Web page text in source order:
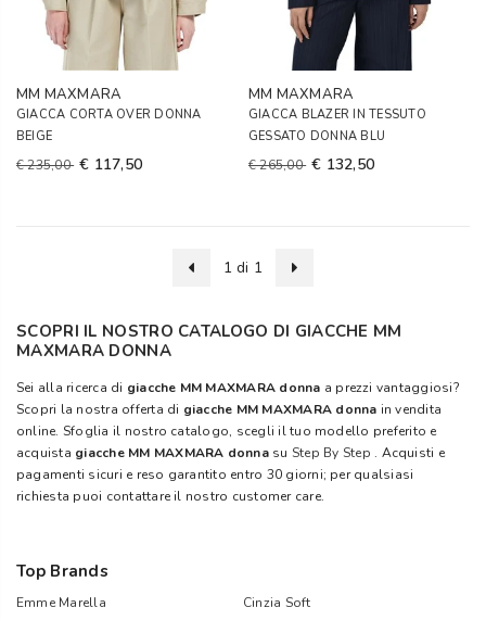
MM MAXMARA
GIACCA CORTA OVER DONNA
BEIGE
€ 235,00 € 117,50
MM MAXMARA
GIACCA BLAZER IN TESSUTO
GESSATO DONNA BLU
€ 265,00 € 132,50
1 di 1
SCOPRI IL NOSTRO CATALOGO DI GIACCHE MM
MAXMARA DONNA
Sei alla ricerca di giacche MM MAXMARA donna a prezzi vantaggiosi?
Scopri la nostra offerta di giacche MM MAXMARA donna in vendita
online. Sfoglia il nostro catalogo, scegli il tuo modello preferito e
acquista giacche MM MAXMARA donna su Step By Step . Acquisti e
pagamenti sicuri e reso garantito entro 30 giorni; per qualsiasi
richiesta puoi contattare il nostro customer care.
Top Brands
Emme Marella
Cinzia Soft